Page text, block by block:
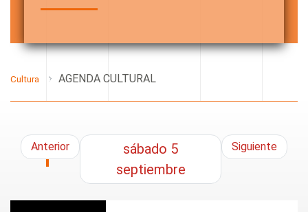
Cultura AGENDA CULTURAL
Anterior sábado 5
septiembre
Siguiente